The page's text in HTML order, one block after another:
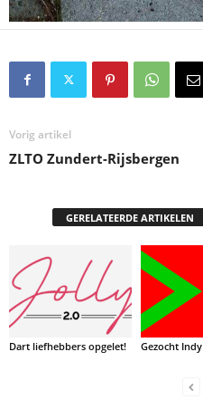
Vorig artikel
ZLTO Zundert-Rijsbergen
GERELATEERDE ARTIKELEN
Dart liefhebbers opgelet! Gezocht Indy